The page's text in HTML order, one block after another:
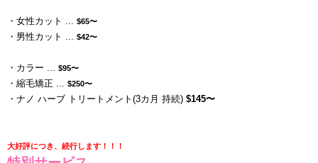
・女性カット ... $65〜
・男性カット ... $42〜
・カラー ... $95〜
・縮毛矯正 ... $250〜
・ナノ ハーブ トリートメント(3カ月 持続) $145〜
大好評につき、続行します！！！